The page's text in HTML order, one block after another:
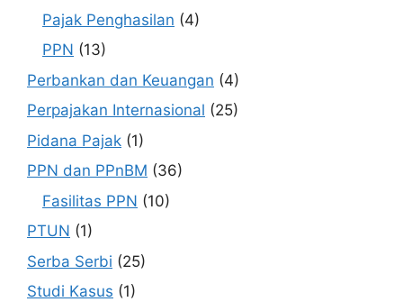
Pajak Penghasilan (4)
PPN (13)
Perbankan dan Keuangan (4)
Perpajakan Internasional (25)
Pidana Pajak (1)
PPN dan PPnBM (36)
Fasilitas PPN (10)
PTUN (1)
Serba Serbi (25)
Studi Kasus (1)